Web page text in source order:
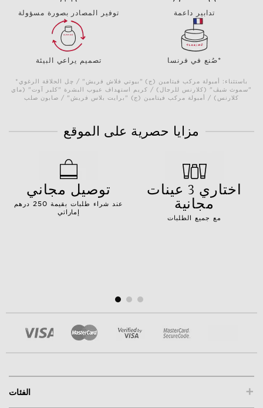
توفير المصادر بصورة مسؤولة تدابير داعمة
تصميم يراعي البيئة صُنع في فرنسا*
*باستثناء: أمبولة مركب فيتامين (ج) "بيوتي فلاش فريش" / چل الحلاقة الرغوي
"سموث شيڤ" (كلارنس للرجال) / كريم استهداف عيوب البشرة "كلير آوت" (ماي
كلارنس) / أمبولة مركب فيتامين (ج) "برايت بلاس فريش" / صابون صلب
مزايا حصرية على الموقع
توصيل مجاني
عند شراء طلبات بقيمة 250 درهم
إماراتي
اختاري 3 عينات
مجانية
مع جميع الطلبات
+ الفئات